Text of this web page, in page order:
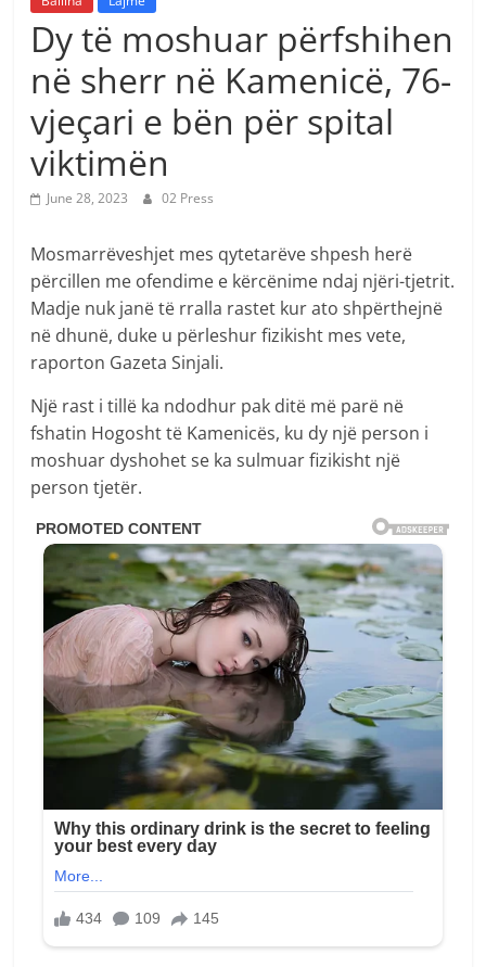
Dy të moshuar përfshihen
në sherr në Kamenicë, 76-
vjeçari e bën për spital
viktimën
June 28, 2023 02 Press
Mosmarrëveshjet mes qytetarëve shpesh herë
përcillen me ofendime e kërcënime ndaj njëri-tjetrit.
Madje nuk janë të rralla rastet kur ato shpërthejnë
në dhunë, duke u përleshur fizikisht mes vete,
raporton Gazeta Sinjali.
Një rast i tillë ka ndodhur pak ditë më parë në
fshatin Hogosht të Kamenicës, ku dy një person i
moshuar dyshohet se ka sulmuar fizikisht një
person tjetër.